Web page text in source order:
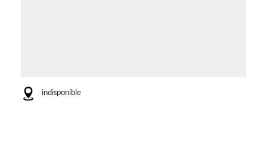
indisponible